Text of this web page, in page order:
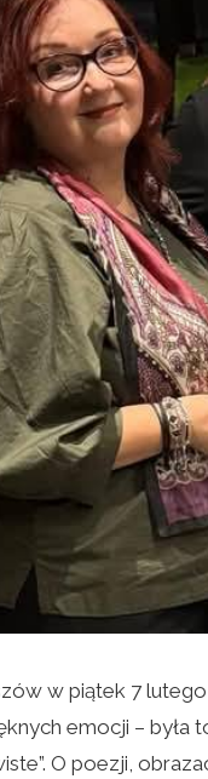
w piątek 7
emocji – była
O poezji,